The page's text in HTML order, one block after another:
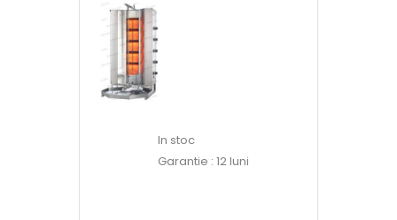
In stoc
Garantie : 12 luni